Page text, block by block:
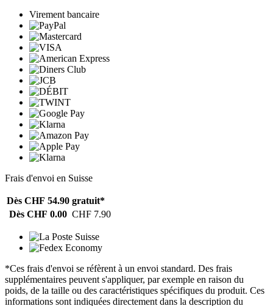
Virement bancaire
Frais d'envoi en Suisse
Dès CHF 54.90 gratuit*
Dès CHF 0.00 CHF 7.90
*Ces frais d'envoi se réfèrent à un envoi standard. Des frais
supplémentaires peuvent s'appliquer, par exemple en raison du
poids, de la taille ou des caractéristiques spécifiques du produit. Ces
informations sont indiquées directement dans la description du